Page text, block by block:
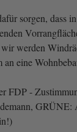
sorgen, dass
werden
an eine
FDP -
GRÜNE: